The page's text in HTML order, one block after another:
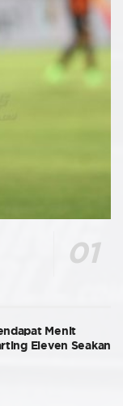
Menit
Eleven Seakan